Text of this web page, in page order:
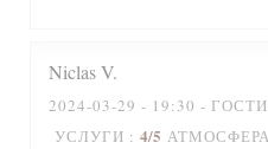
NiclasV
2024-03-29 - 19:30 -
УСЛУГИ : 4/5 АТМОСФЕРА